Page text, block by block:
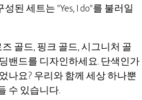
된 세트는 "Yes, I do"를 불러일
골드, 핑크 골드, 시그니처 골
밴드를 디자인하세요. 단색인가
나요? 우리와 함께 세상 하나뿐
수 있습니다.